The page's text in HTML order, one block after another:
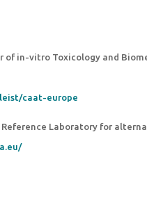
of in-vitro Toxicology and
caat-europe
Reference Laboratory for